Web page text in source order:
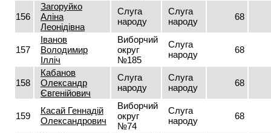
156
Загоруйко
Аліна
Леонідівна
Слуга
народу
Слуга
народу
68
157
Іванов
Володимир
Ілліч
Виборчий
округ
№185
Слуга
народу
68
158
Кабанов
Олександр
Євгенійович
Слуга
народу
Слуга
народу
68
159
Касай Геннадій
Олександрович
Виборчий
округ
№74
Слуга
народу
68